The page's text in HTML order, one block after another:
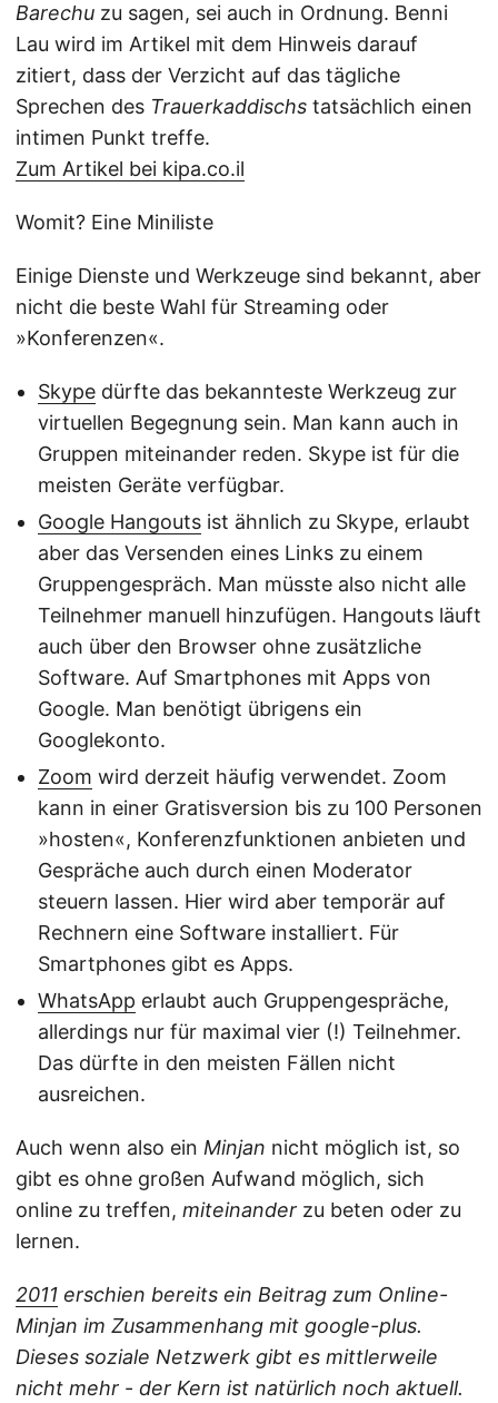
Barechu zu sagen, sei auch in Ordnung. Benni
Lau wird im Artikel mit dem Hinweis darauf
zitiert, dass der Verzicht auf das tägliche
Sprechen des Trauerkaddischs tatsächlich einen
intimen Punkt treffe.
Zum Artikel bei kipa.co.il
Womit? Eine Miniliste
Einige Dienste und Werkzeuge sind bekannt, aber
nicht die beste Wahl für Streaming oder
»Konferenzen«.
Skype dürfte das bekannteste Werkzeug zur
virtuellen Begegnung sein. Man kann auch in
Gruppen miteinander reden. Skype ist für die
meisten Geräte verfügbar.
Google Hangouts ist ähnlich zu Skype, erlaubt
aber das Versenden eines Links zu einem
Gruppengespräch. Man müsste also nicht alle
Teilnehmer manuell hinzufügen. Hangouts läuft
auch über den Browser ohne zusätzliche
Software. Auf Smartphones mit Apps von
Google. Man benötigt übrigens ein
Googlekonto.
Zoom wird derzeit häufig verwendet. Zoom
kann in einer Gratisversion bis zu 100 Personen
»hosten«, Konferenzfunktionen anbieten und
Gespräche auch durch einen Moderator
steuern lassen. Hier wird aber temporär auf
Rechnern eine Software installiert. Für
Smartphones gibt es Apps.
WhatsApp erlaubt auch Gruppengespräche,
allerdings nur für maximal vier (!) Teilnehmer.
Das dürfte in den meisten Fällen nicht
ausreichen.
Auch wenn also ein Minjan nicht möglich ist, so
gibt es ohne großen Aufwand möglich, sich
online zu treffen, miteinander zu beten oder zu
lernen.
2011 erschien bereits ein Beitrag zum Online-
Minjan im Zusammenhang mit google-plus.
Dieses soziale Netzwerk gibt es mittlerweile
nicht mehr - der Kern ist natürlich noch aktuell.